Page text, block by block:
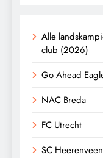
Alle
club (2026)
Go Ahead
NAC Breda
FC Utrecht
SC Heerenveen